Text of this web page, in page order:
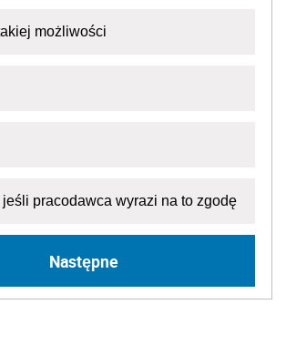
możliwości
jeśli pracodawca wyrazi na to zgodę
Następne